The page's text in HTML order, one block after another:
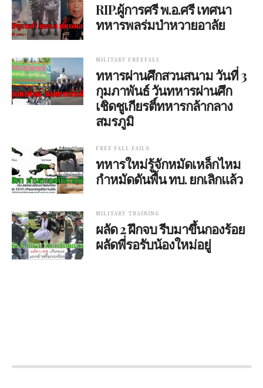
RIP.ผู้การศรี พ.อ.ศรี เทศนา
ทหารพลร่มป่าหวายอาลัย
MILITARY FREEFALL
ทหารผ่านศึกสวนสนาม วันที่ 3
กุมภาพันธ์ วันทหารผ่านศึก
เชิดชูเกียรติ์ทหารกล้ากลาง
สมรภูมิ
FREE FALL FAILS
ทหารใหม่รู้จักหมัดเหล็กไหม
กำหมัดดันพื้น ทบ. ยกเลิกแล้ว
MILITARY TRAINING
ผลัด 2 ฝึกจบ รีบมาขึ้นกองร้อย
ผลัดพี่รอรับน้องใหม่อยู่